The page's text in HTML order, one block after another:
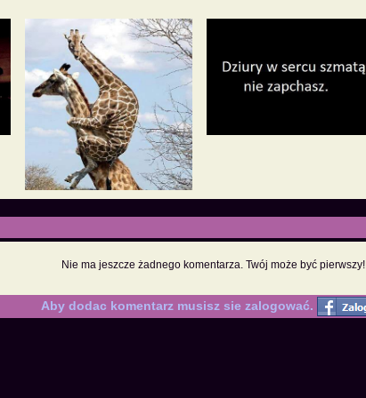
Nie ma jeszcze żadnego komentarza. Twój może być pierwszy!
Aby dodac komentarz musisz sie zalogować.